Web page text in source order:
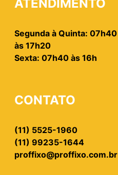
ATENDIMENTO
Segunda à Quinta: 07h40
às 17h20
Sexta: 07h40 às 16h
CONTATO
(11) 5525-1960
(11) 99235-1644
proffixo@proffixo.com.br